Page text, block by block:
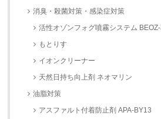
消臭・殺菌対策・感染症対策
活性オゾンフォグ噴霧システム
もとりす
イオンクリーナー
天然日持ち向上剤 ネオマリン
油脂対策
アスファルト付着防止剤 APA-BY13